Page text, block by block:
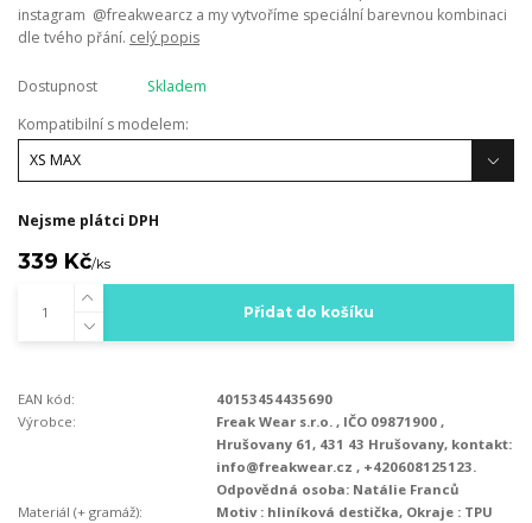
instagram @freakwearcz a my vytvoříme speciální barevnou kombinaci
dle tvého přání. celý popis
Dostupnost
Skladem
Kompatibilní s modelem:
Nejsme plátci DPH
339 Kč/ks
Přidat do košíku
EAN kód:
40153454435690
Výrobce:
Freak Wear s.r.o. , IČO 09871900 ,
Hrušovany 61, 431 43 Hrušovany, kontakt:
info@freakwear.cz , +420608125123.
Odpovědná osoba: Natálie Franců
Materiál (+ gramáž):
Motiv : hliníková destička, Okraje : TPU